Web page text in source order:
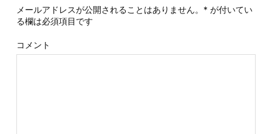
メールアドレスが公開されることはありません。 * が付いてい
る欄は必須項目です
コメント